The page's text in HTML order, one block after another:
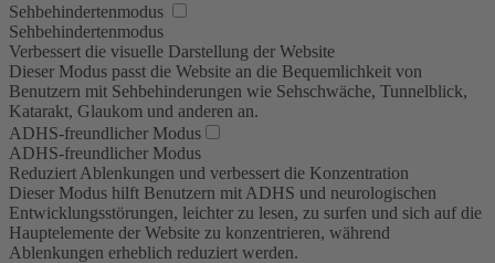
Sehbehindertenmodus
Sehbehindertenmodus
Verbessert die visuelle Darstellung der Website
Dieser Modus passt die Website an die Bequemlichkeit von
Benutzern mit Sehbehinderungen wie Sehschwäche, Tunnelblick,
Katarakt, Glaukom und anderen an.
ADHS-freundlicher Modus
ADHS-freundlicher Modus
Reduziert Ablenkungen und verbessert die Konzentration
Dieser Modus hilft Benutzern mit ADHS und neurologischen
Entwicklungsstörungen, leichter zu lesen, zu surfen und sich auf die
Hauptelemente der Website zu konzentrieren, während
Ablenkungen erheblich reduziert werden.